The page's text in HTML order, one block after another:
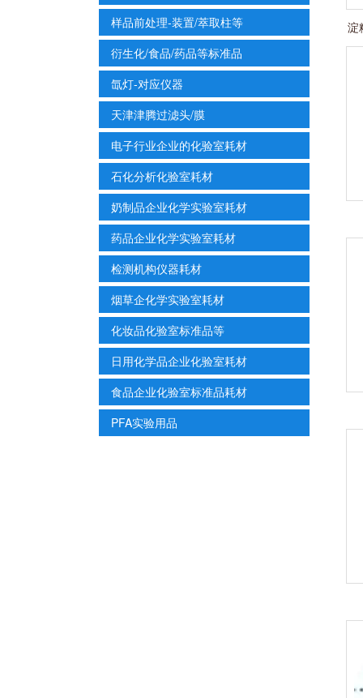
样品前处理-装置/萃取柱等
衍生化/食品/药品等标准品
氙灯-对应仪器
天津津腾过滤头/膜
电子行业企业的化验室耗材
石化分析化验室耗材
奶制品企业化学实验室耗材
药品企业化学实验室耗材
检测机构仪器耗材
烟草企化学实验室耗材
化妆品化验室标准品等
日用化学品企业化验室耗材
食品企业化验室标准品耗材
PFA实验用品
淀